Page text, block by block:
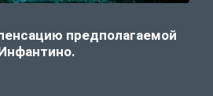
предполагаемой